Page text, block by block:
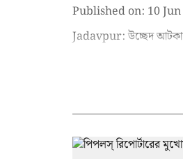
Published on: 10
Jadavpur: উচ্ছেদ